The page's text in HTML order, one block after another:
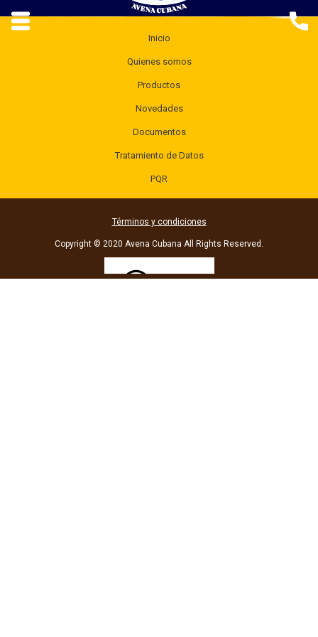
Inicio
Quienes somos
Productos
Novedades
Documentos
Tratamiento de Datos
PQR
Términos y condiciones
Copyright © 2020 Avena Cubana All Rights Reserved.